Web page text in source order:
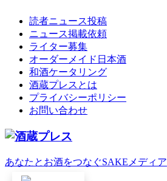
読者ニュース投稿
ニュース掲載依頼
ライター募集
オーダーメイド日本酒
和酒ケータリング
酒蔵プレスとは
プライバシーポリシー
お問い合わせ
あなたとお酒をつなぐSAKEメディア